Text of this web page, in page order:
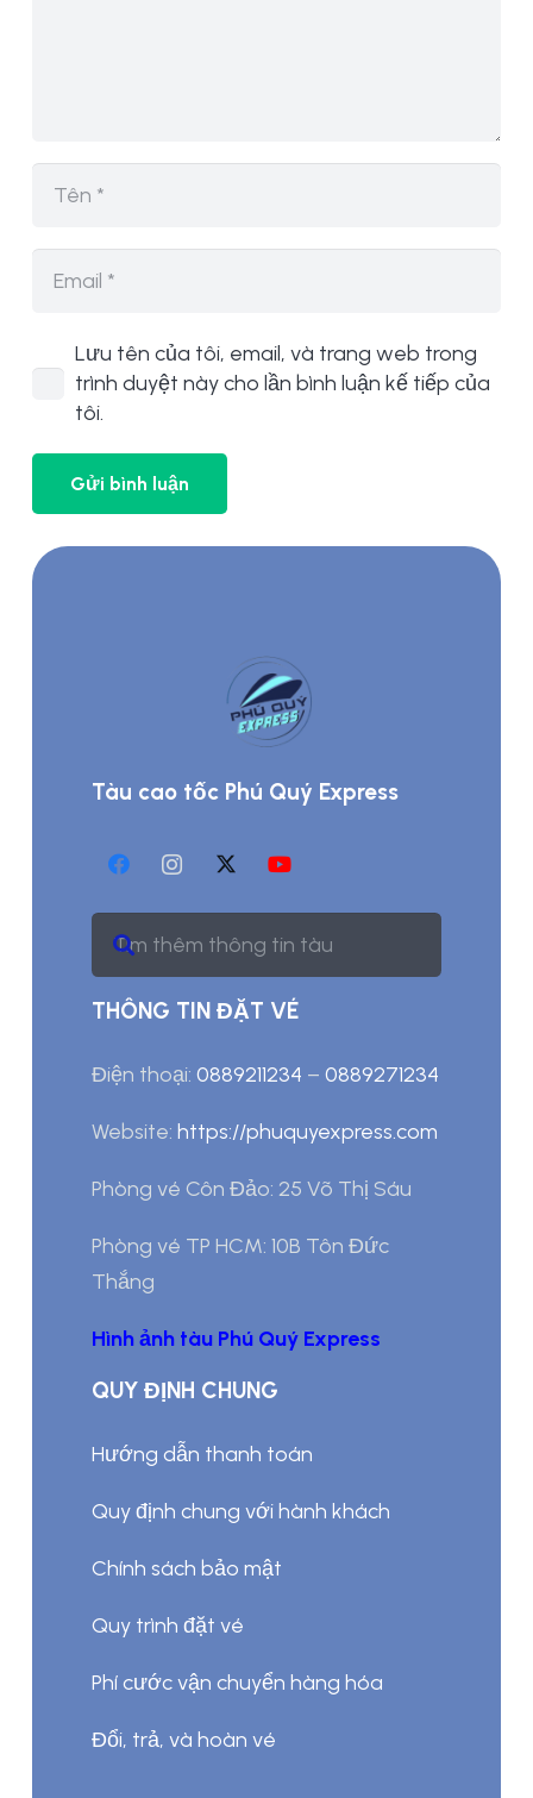
Lưu tên của tôi, email, và trang web trong
trình duyệt này cho lần bình luận kế tiếp của
tôi.
Gửi bình luận
Tàu cao tốc Phú Quý Express
THÔNG TIN ĐẶT VÉ
Điện thoại: 0889211234 – 0889271234
Website: https://phuquyexpress.com
Phòng vé Côn Đảo: 25 Võ Thị Sáu
Phòng vé TP HCM: 10B Tôn Đức
Thắng
Hình ảnh tàu Phú Quý Express
QUY ĐỊNH CHUNG
Hướng dẫn thanh toán
Quy định chung với hành khách
Chính sách bảo mật
Quy trình đặt vé
Phí cước vận chuyển hàng hóa
Đổi, trả, và hoàn vé